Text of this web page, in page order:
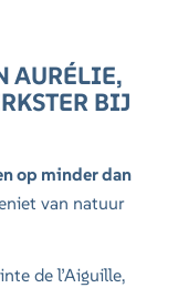
AURÉLIE,
BIJ
op minder dan
van natuur
de l’Aiguille,